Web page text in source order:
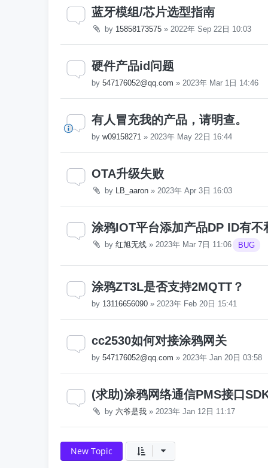
蓝牙模组/芯片选型指南
by 15858173575 » 2022年 Sep 22日 10:03
硬件产品id问题
by 547176052@qq.com » 2023年 Mar 1日 14:46
有人冒充我的产品，请明查。
by w09158271 » 2023年 May 22日 16:44
OTA升级失败
by LB_aaron » 2023年 Apr 3日 16:03
涂鸦IOT平台添加产品DP ID有不
by 红旭无线 » 2023年 Mar 7日 11:06 BUG
涂鸦ZT3L是否支持2MQTT？
by 13116656090 » 2023年 Feb 20日 15:41
cc2530如何对接涂鸦网关
by 547176052@qq.com » 2023年 Jan 20日 03:58
(求助)涂鸦网络通信PMS接口
by 六爷是我 » 2023年 Jan 12日 11:17
New Topic